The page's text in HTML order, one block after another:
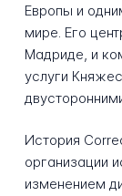
Европы и
мире. Его
Мадриде, и
услуги
История
организации
изменением